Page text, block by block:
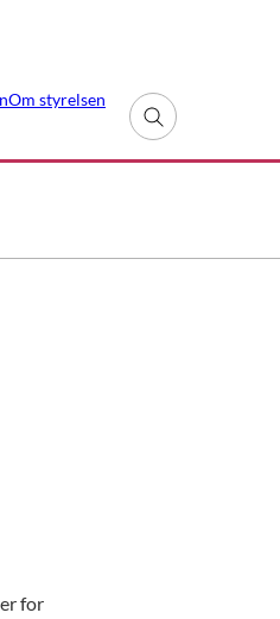
Om styrelsen
Fold søgefelt ud
for